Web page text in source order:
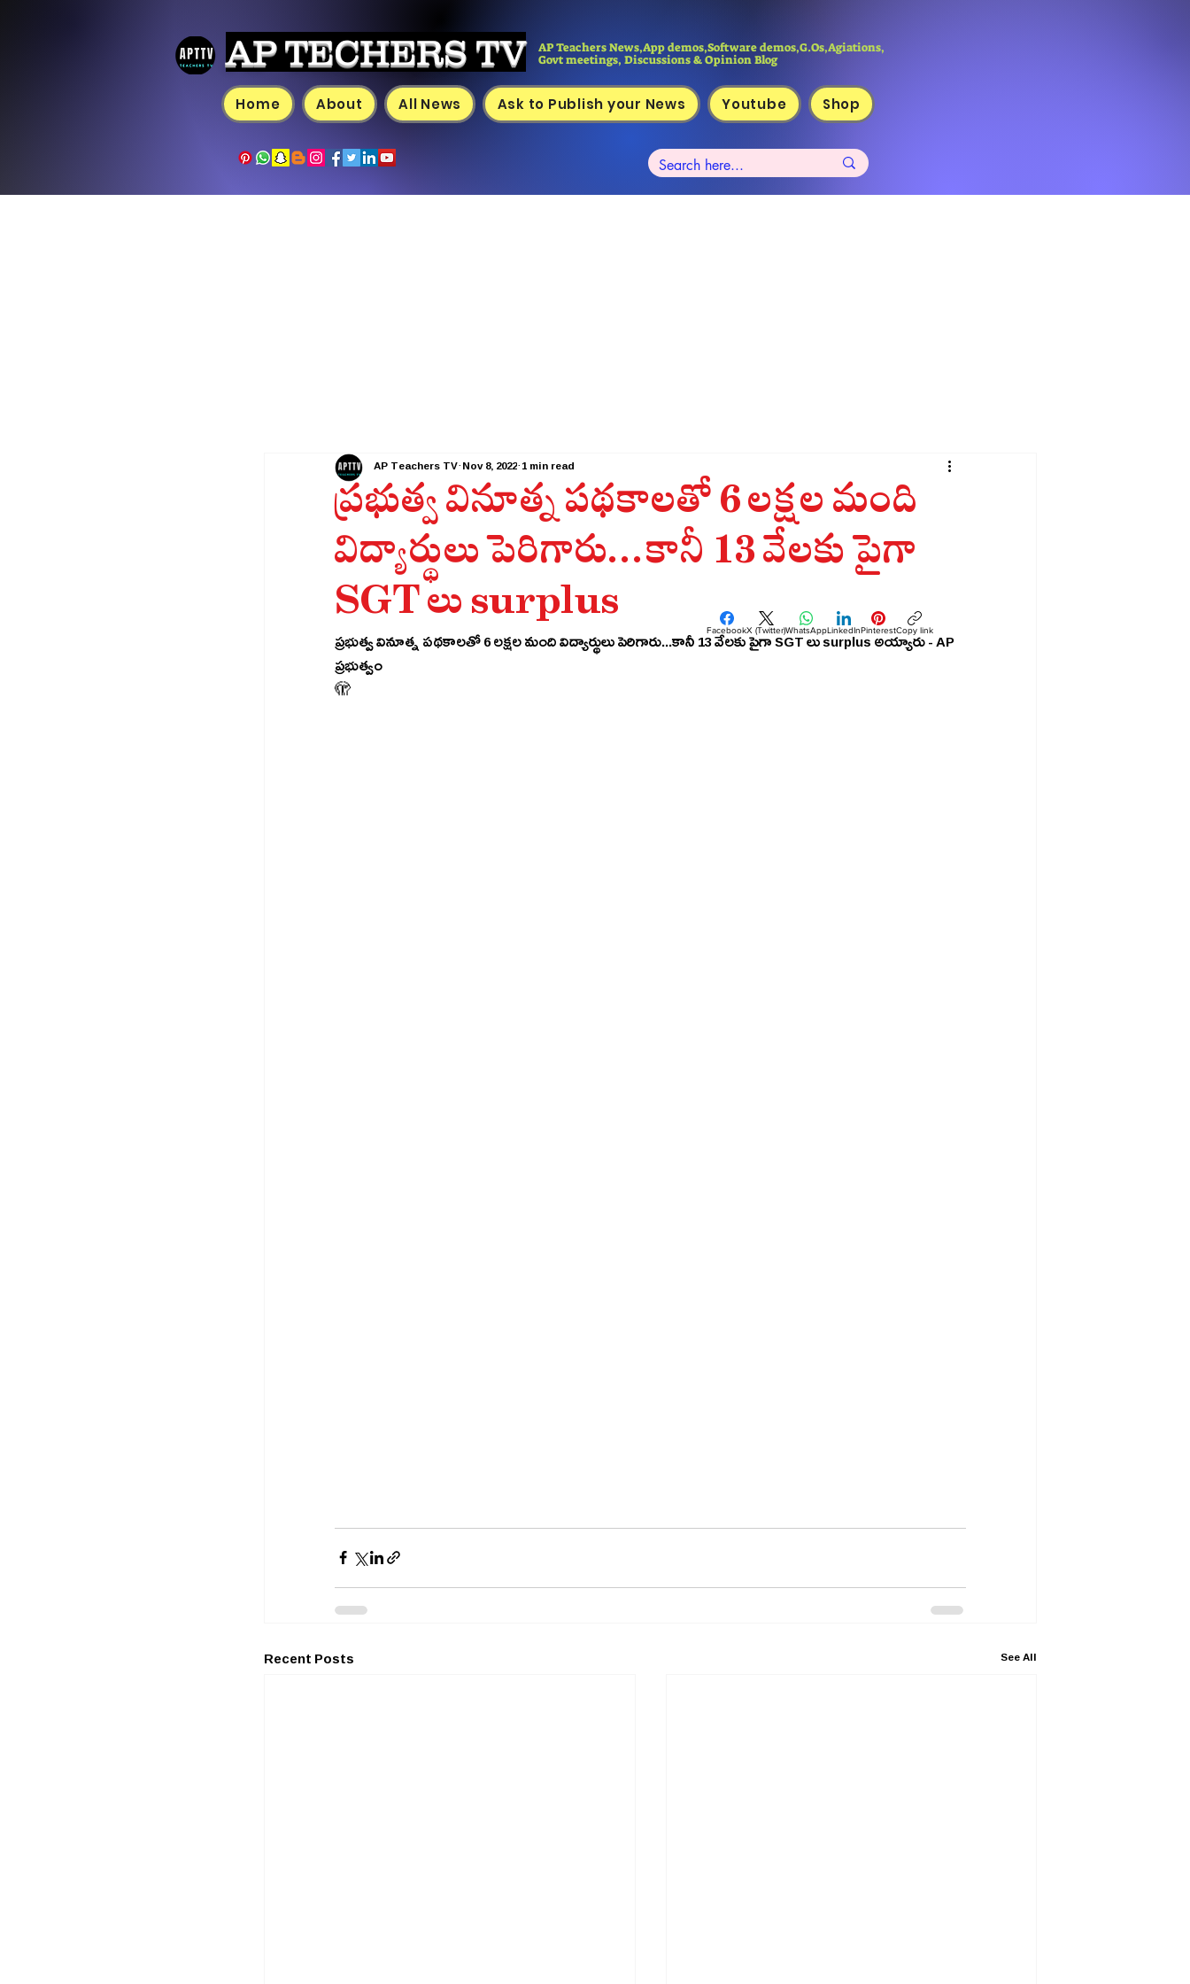
Home About All News Ask to Publish your News Youtube Shop
AP TECHERS TV
AP Teachers News,App demos,Software demos,G.Os,Agiations,
Govt meetings, Discussions & Opinion Blog
ప్రభుత్వ వినూత్న పథకాలతో 6 లక్షల మంది
విద్యార్థులు పెరిగారు...కానీ 13 వేలకు పైగా
SGT లు surplus
AP Teachers TV Nov 8, 2022 1 min read
ప్రభుత్వ వినూత్న పథకాలతో 6 లక్షల మంది విద్యార్థులు పెరిగారు...కానీ 13 వేలకు పైగా SGT లు surplus అయ్యారు - AP
ప్రభుత్వం
🫣
Recent Posts See All
FacebookX (Twitter)WhatsAppLinkedInPinterestCopy link